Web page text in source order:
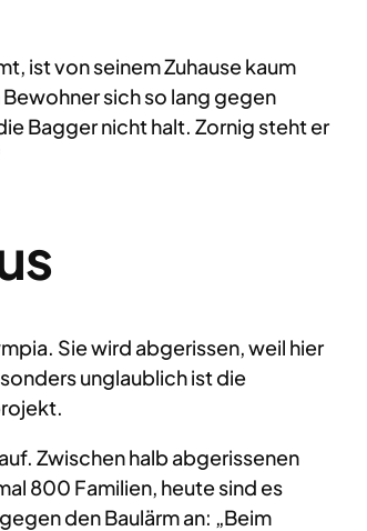
ist von seinem Zuhause kaum
sich so lang gegen
Bagger nicht halt. Zornig steht er
Sie wird abgerissen, weil hier
unglaublich ist die
Zwischen halb abgerissenen
800 Familien, heute sind es
den Baulärm an: „Beim